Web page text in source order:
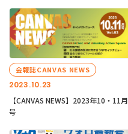
2023.10.23
会報誌CANVAS NEWS
【CANVAS NEWS】2023年10・11月
号